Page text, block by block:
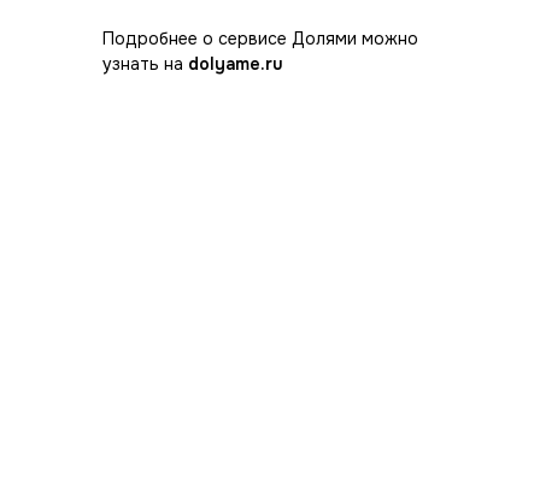
Подробнее о сервисе Долями можно
узнать на dolyame.ru